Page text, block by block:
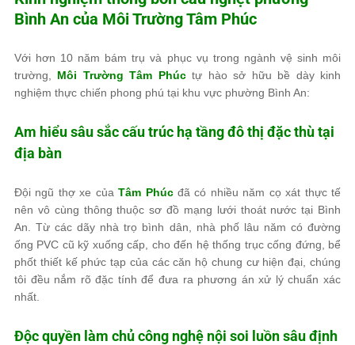
Bình An của Môi Trường Tâm Phúc
Với hơn 10 năm bám trụ và phục vụ trong ngành vệ sinh môi
trường, Môi Trường Tâm Phúctự hào sở hữu bề dày kinh
nghiệm thực chiến phong phú tại khu vực phường Bình An:
Am hiểu sâu sắc cấu trúc hạ tầng đô thị đặc thù tại
địa bàn
Đội ngũ thợ xe củaTâm Phúcđã có nhiều năm cọ xát thực tế
nên vô cùng thông thuộc sơ đồ mạng lưới thoát nước tại Bình
An. Từ các dãy nhà trọ bình dân, nhà phố lâu năm có đường
ống PVC cũ kỹ xuống cấp, cho đến hệ thống trục cống đứng, bể
phốt thiết kế phức tạp của các căn hộ chung cư hiện đại, chúng
tôi đều nắm rõ đặc tính để đưa ra phương án xử lý chuẩn xác
nhất.
Độc quyền làm chủ công nghệ nội soi luồn sâu định